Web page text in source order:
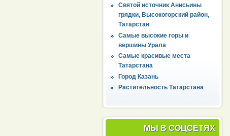
Святой источник Анисьины
грядки, Высокогорский район,
Татарстан
Самые высокие горы и
вершины Урала
Самые красивые места
Татарстана
Город Казань
Растительность Татарстана
МЫ В СОЦСЕТЯХ